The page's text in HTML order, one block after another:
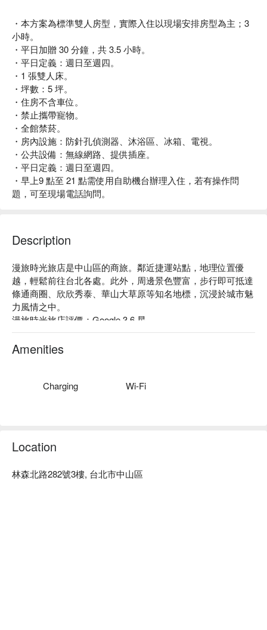
・本方案為標準雙人房型，實際入住以現場安排房型為主；3
小時。
・平日加贈 30 分鐘，共 3.5 小時。
・平日定義：週日至週四。
・1 張雙人床。
・坪數：5 坪。
・住房不含車位。
・禁止攜帶寵物。
・全館禁菸。
・房內設施：防針孔偵測器、沐浴區、冰箱、電視。
・公共設備：無線網路、提供插座。
・平日定義：週日至週四。
・早上9 點至 21 點需使用自助機台辦理入住，若有操作問
題，可至現場電話詢問。
Description
漫旅時光旅店是中山區的商旅。鄰近捷運站點，地理位置優
越，輕鬆前往台北各處。此外，周邊景色豐富，步行即可抵達
條通商圈、欣欣秀泰、華山大草原等知名地標，沉浸於城市魅
力風情之中。
漫旅時光旅店評價：Google 3.6 星
漫旅時光旅店推薦：地點便利，公共空間寬敞舒適，盡情享受
休憩每一刻。自然採光設計，各式房型營造明亮宜人氛圍，旅
漫旅時光旅店優惠、漫旅時光旅店住宿方案、漫旅時光旅店休
Amenities
Charging Wi-Fi
Location
林森北路282號3樓, 台北市中山區